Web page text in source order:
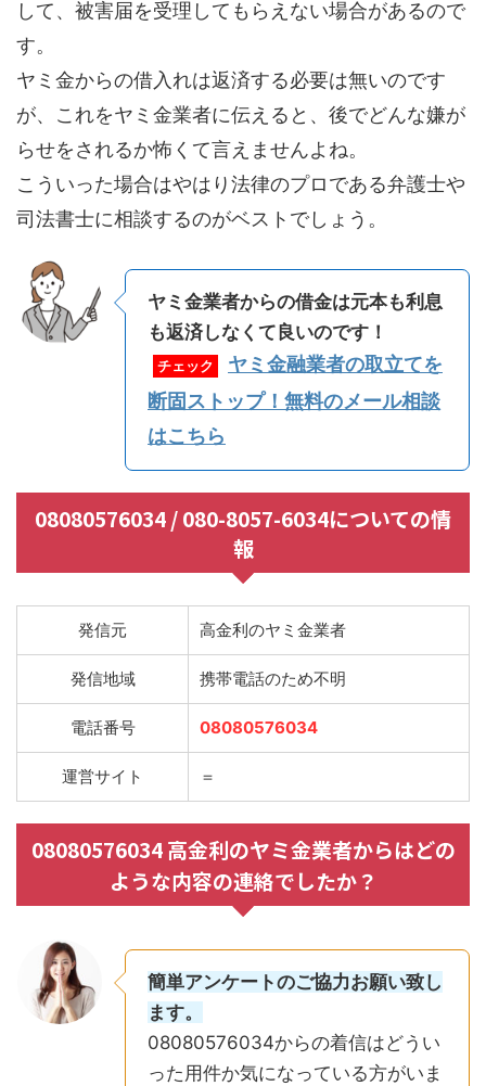
して、被害届を受理してもらえない場合があるので
す。
ヤミ金からの借入れは返済する必要は無いのです
が、これをヤミ金業者に伝えると、後でどんな嫌が
らせをされるか怖くて言えませんよね。
こういった場合はやはり法律のプロである弁護士や
司法書士に相談するのがベストでしょう。
ヤミ金業者からの借金は元本も利息
も返済しなくて良いのです！
チェック
ヤミ金融業者の取立てを
断固ストップ！無料のメール相談
はこちら
08080576034 / 080-8057-6034についての情
報
発信元 高金利のヤミ金業者
発信地域 携帯電話のため不明
電話番号 08080576034
運営サイト ＝
08080576034 高金利のヤミ金業者からはどの
ような内容の連絡でしたか？
簡単アンケートのご協力お願い致し
ます。
08080576034からの着信はどうい
った用件か気になっている方がいま